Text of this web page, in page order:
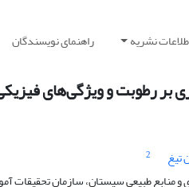
نشریه راهنمای نویسندگان
بر رطوبت و ویژگی‌های
تیغ
2
منابع طبیعی سیستان، سازمان تحقیقات